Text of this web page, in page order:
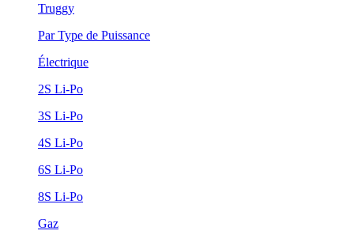
Truggy
Par Type de Puissance
Électrique
2S Li-Po
3S Li-Po
4S Li-Po
6S Li-Po
8S Li-Po
Gaz